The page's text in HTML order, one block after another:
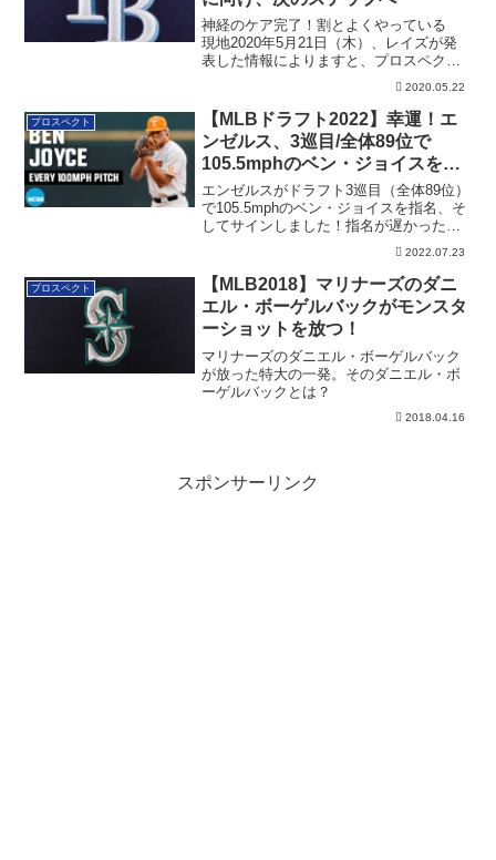
神経のケア完了！割とよくやっている
現地2020年5月21日（木）、レイズが発
表した情報によりますと、プロスペクト
2020.05.22
プロスペクト
【MLBドラフト2022】幸運！エ
ンゼルス、3巡目/全体89位で
105.5mphのベン・ジョイスを指
名、そしてサインへ！
エンゼルスがドラフト3巡目（全体89位）
で105.5mphのベン・ジョイスを指名、そ
してサインしました！指名が遅かった理
2022.07.23
プロスペクト
【MLB2018】マリナーズのダニ
エル・ボーゲルバックがモンスタ
ーショットを放つ！
マリナーズのダニエル・ボーゲルバック
が放った特大の一発。そのダニエル・ボ
ーゲルバックとは？
2018.04.16
スポンサーリンク